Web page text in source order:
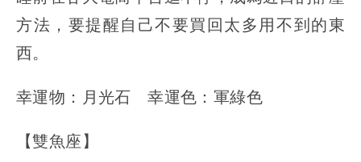
方法，要提醒自己不要買回太多用不到的東
西。
幸運物：月光石 幸運色：軍綠色
【雙魚座】